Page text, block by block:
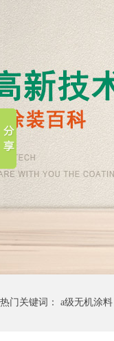
热门关键词： a级无机涂料